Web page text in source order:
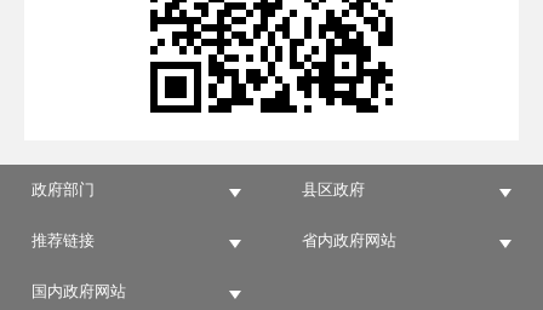
政府部门 县区政府
推荐链接 省内政府网站
国内政府网站